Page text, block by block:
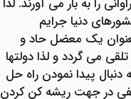
را به بار می آورند. لذا
دنیا جرایم
یک معضل حاد و
می گردد و لذا دولتها
دنبال پیدا نمودن راه حل
در جهت ریشه کن کردن